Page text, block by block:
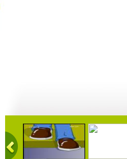
47:54